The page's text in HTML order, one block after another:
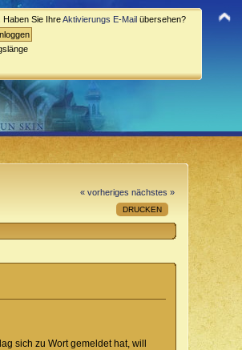
. Haben Sie IhreAktivierungs E-Mail übersehen?
« vorheriges nächstes »
DRUCKEN
sich zu Wort gemeldet hat, will